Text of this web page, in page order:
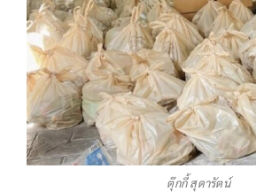
ตุ๊กกี้ สุดารัตน์